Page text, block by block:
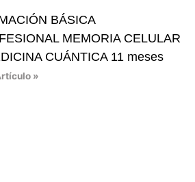
BÁSICA
MEMORIA CELULAR
CUÁNTICA 11 meses
»